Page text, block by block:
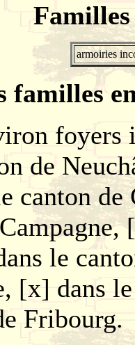
armoiries
foyers
de
canton de
le
[x] dans
Fribourg.